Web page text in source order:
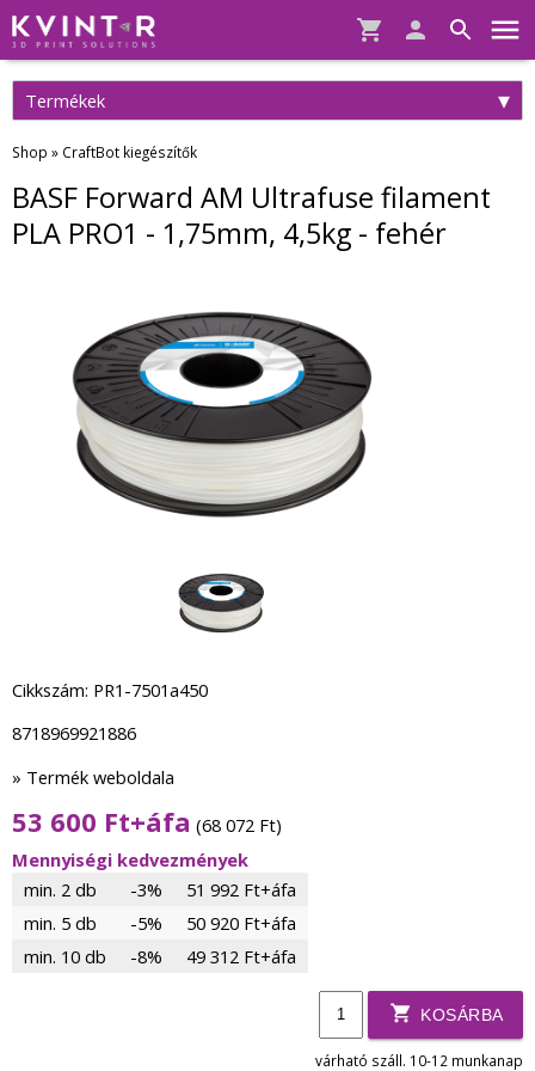
Termékek
Shop » CraftBot kiegészítők
BASF Forward AM Ultrafuse filament
PLA PRO1 - 1,75mm, 4,5kg - fehér
Cikkszám: PR1-7501a450
8718969921886
» Termék weboldala
53 600 Ft+áfa (68 072 Ft)
Mennyiségi kedvezmények
min. 2 db
-3%
51 992 Ft+áfa
min. 5 db
-5%
50 920 Ft+áfa
min. 10 db
-8% 49 312 Ft+áfa
KOSÁRBA
várható száll. 10-12 munkanap